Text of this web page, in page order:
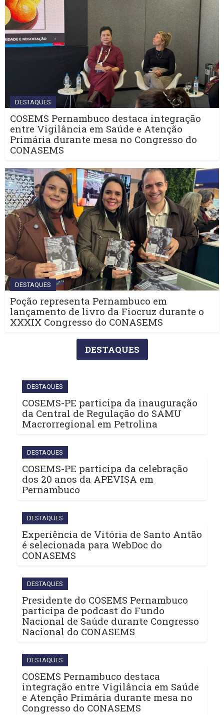
DESTAQUES
COSEMS Pernambuco destaca integração
entre Vigilância em Saúde e Atenção
Primária durante mesa no Congresso do
CONASEMS
DESTAQUES
Poção representa Pernambuco em
lançamento de livro da Fiocruz durante o
XXXIX Congresso do CONASEMS
DESTAQUES
DESTAQUES
COSEMS-PE participa da inauguração
da Central de Regulação do SAMU
Macrorregional em Petrolina
DESTAQUES
COSEMS-PE participa da celebração
dos 20 anos da APEVISA em
Pernambuco
DESTAQUES
Experiência de Vitória de Santo Antão
é selecionada para WebDoc do
CONASEMS
DESTAQUES
Presidente do COSEMS Pernambuco
participa de podcast do Fundo
Nacional de Saúde durante Congresso
Nacional do CONASEMS
DESTAQUES
COSEMS Pernambuco destaca
integração entre Vigilância em Saúde
e Atenção Primária durante mesa no
Congresso do CONASEMS